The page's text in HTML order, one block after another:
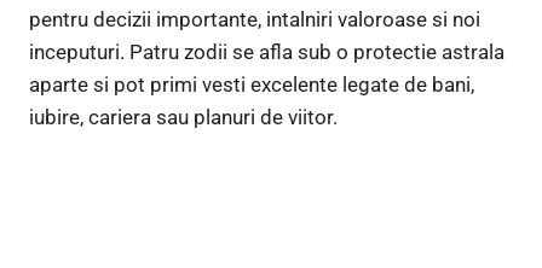
pentru decizii importante, intalniri valoroase si noi
inceputuri. Patru zodii se afla sub o protectie astrala
aparte si pot primi vesti excelente legate de bani,
iubire, cariera sau planuri de viitor.